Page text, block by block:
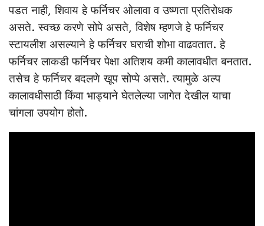
पडत नाही, शिवाय हे फर्निचर ओलावा व उष्णता प्रतिरोधक
असते. स्वच्छ करणे सोपे असते, विशेष म्हणजे हे फर्निचर
स्टायलीश असल्याने हे फर्निचर घराची शोभा वाढवतात. हे
फर्निचर लाकडी फर्निचर पेक्षा अतिशय कमी कालावधीत बनतात.
तसेच हे फर्निचर बदलणे खूप सोप्पे असते. त्यामुळे अल्प
कालावधीसाठी किंवा भाड्याने घेतलेल्या जागेत देखील याचा
चांगला उपयोग होतो.